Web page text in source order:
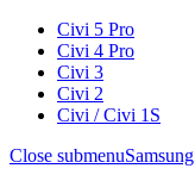
Civi 5 Pro
Civi 4 Pro
Civi 3
Civi 2
Civi / Civi 1S
Close submenuSamsung